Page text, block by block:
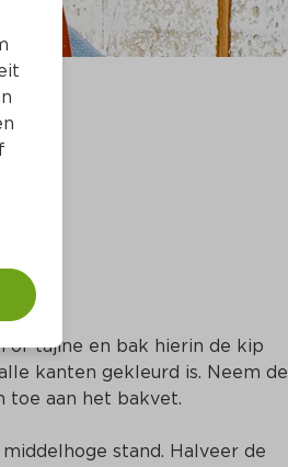
of tajine en bak hierin de kip
kanten gekleurd is. Neem de
toe aan het bakvet.
stand. Halveer de